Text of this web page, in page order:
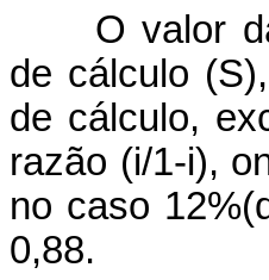
O valor
de cálculo
de cálculo,
razão (i/1-i),
no caso 12%(
0,88.